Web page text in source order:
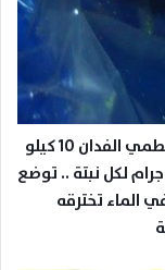
الفدان الصحراوي 12 كيلو سماد خام .. الارض الطمي الفدان 10 كيلو
تخلط مع التربة اثناء التجهيز … وفي الصوب 5 جرام لكل نبتة .. توضع
الماء تخترقه